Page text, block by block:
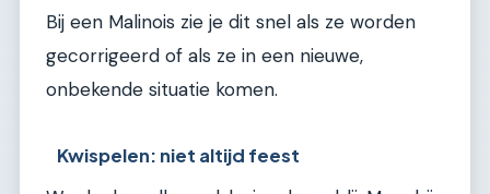
Bij een Malinois zie je dit snel als ze worden
gecorrigeerd of als ze in een nieuwe,
onbekende situatie komen.
Kwispelen: niet altijd feest